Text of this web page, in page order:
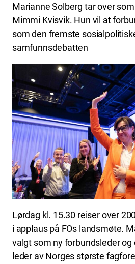
Marianne Solberg tar over
Mimmi Kvisvik. Hun vil at
som den fremste
samfunnsdebatten
Lørdag kl. 15.30 reiser over
i applaus på FOs landsmøte.
valgt som ny forbundsleder
leder av Norges største